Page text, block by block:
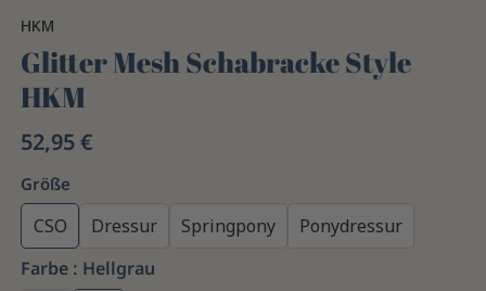
HKM
Glitter Mesh Schabracke Style
HKM
52,95 €
Größe
CSO Dressur Springpony
Ponydressur
Farbe : Hellgrau